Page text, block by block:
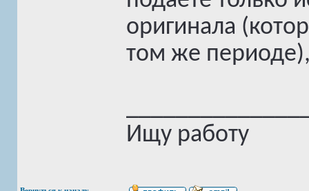
оригинала
том же
Ищу работу